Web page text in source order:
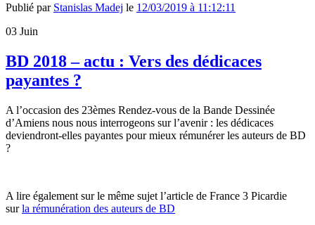
Publié par Stanislas Madej le 12/03/2019 à 11:12:11
03 Juin
BD 2018 – actu : Vers des dédicaces
payantes ?
A l’occasion des 23èmes Rendez-vous de la Bande Dessinée
d’Amiens nous nous interrogeons sur l’avenir : les dédicaces
deviendront-elles payantes pour mieux rémunérer les auteurs de BD
?
A lire également sur le même sujet l’article de France 3 Picardie
surla rémunération des auteurs de BD